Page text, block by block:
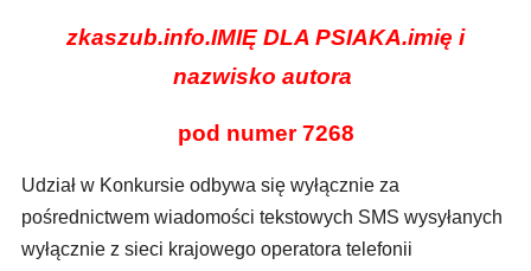
zkaszub.info.IMIĘ DLA PSIAKA.imię i
nazwisko autora
pod numer7268
Udział w Konkursie odbywa się wyłącznie za
pośrednictwem wiadomości tekstowych SMS wysyłanych
wyłącznie z sieci krajowego operatora telefonii